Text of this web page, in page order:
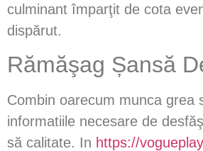
culminant împarţit de cota
dispărut.
Rămăşag Șansă
Combin oarecum munca grea
informatiile necesare de
să calitate. In https://